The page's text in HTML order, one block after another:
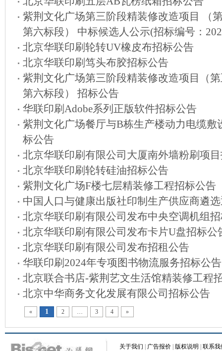
紫荆文化广场第三阶段精装修改造项目 （
第六标段） 中标候选人公示(招标编号：
北京华联印刷轮转UV橡皮布招标公告
北京华联印刷笃头布胶招标公告
紫荆文化广场第三阶段精装修改造项目（
第六标段） 招标公告
华联印刷Adobe系列正版软件招标公告
紫荆文化广场餐厅与B栋生产楼动力电缆敷
标公告
北京华联印刷有限公司大厦南外墙粉刷项
北京华联印刷轮转硅油招标公告
紫荆文化广场F楼七层精装修工程招标公告
中国人口与健康出版社印制生产供应商遴
北京华联印刷有限公司发布中央空调机组
北京华联印刷有限公司发布卡片U盘招标公
北京华联印刷有限公司发布招租公告
华联印刷2024年专项图书物流服务招标公告
北京联合书店-紫荆艺文生活馆精装修工程
北京中华商务文化发展有限公司招标公告
« 1 2 … 3 4 »
关于我们 广告报价 版权说明 联系我